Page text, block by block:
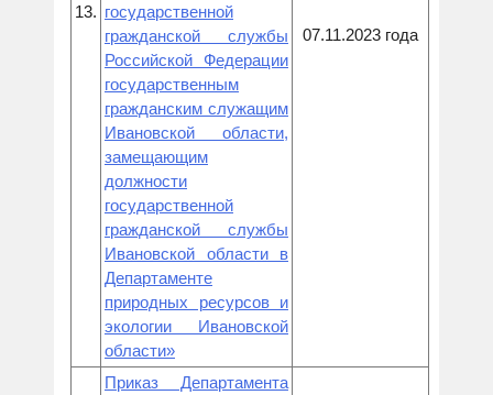
13. государственной
гражданской службы
Российской Федерации
государственным
гражданским служащим
Ивановской области,
замещающим
должности
государственной
гражданской службы
Ивановской области в
Департаменте
природных ресурсов и
экологии Ивановской
области»
07.11.2023 года
Приказ Департамента